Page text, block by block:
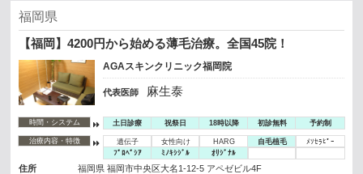
福岡県
【福岡】4200円から始める薄毛治療。全国45院！
AGAスキンクリニック福岡院
代表医師 麻生泰
時間・システム 土日診療 祝祭日 18時以降 初診無料 予約制
治療内容・特徴 遺伝子 女性向け HARG 自毛植毛
ﾒｿｾﾗﾋﾟｰ
ﾌﾟﾛﾍﾟｼｱ
ﾐﾉｷｼｼﾞﾙ ｵﾘｼﾞﾅﾙ
住所
福岡県 福岡市中央区大名1-12-5 アペゼビル4F